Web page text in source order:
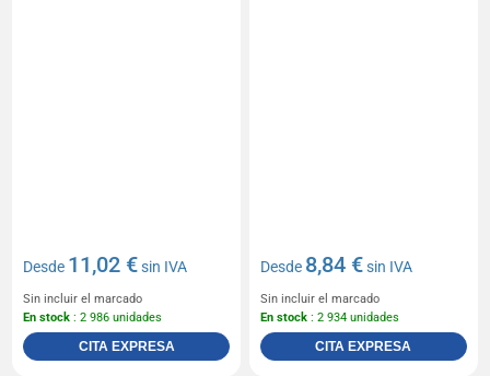
Desde 11,02 €sin IVA
Sin incluir el marcado
En stock : 2 986 unidades
CITA EXPRESA
Desde 8,84 €sin IVA
Sin incluir el marcado
En stock : 2 934 unidades
CITA EXPRESA